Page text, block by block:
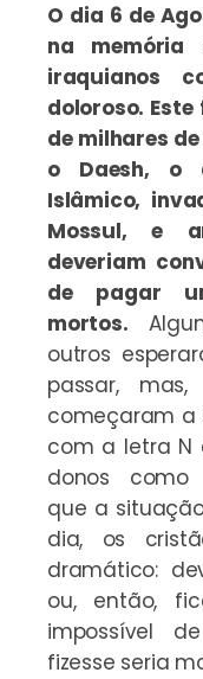
O dia 6 de
na memória
iraquianos
doloroso.
de milhares
o Daesh, o
Islâmico,
Mossul, e
deveriam
de pagar
mortos.
outros
passar,
começaram a
com a letra N
donos como
que a
dia, os
dramático:
ou, então,
impossível
fizesse seria